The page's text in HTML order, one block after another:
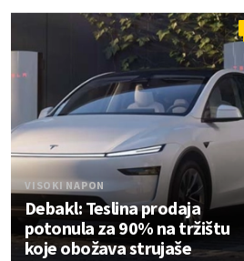
VISOKI NAPON
Debakl: Teslina prodaja
potonula za 90% na tržištu
koje obožava strujaše